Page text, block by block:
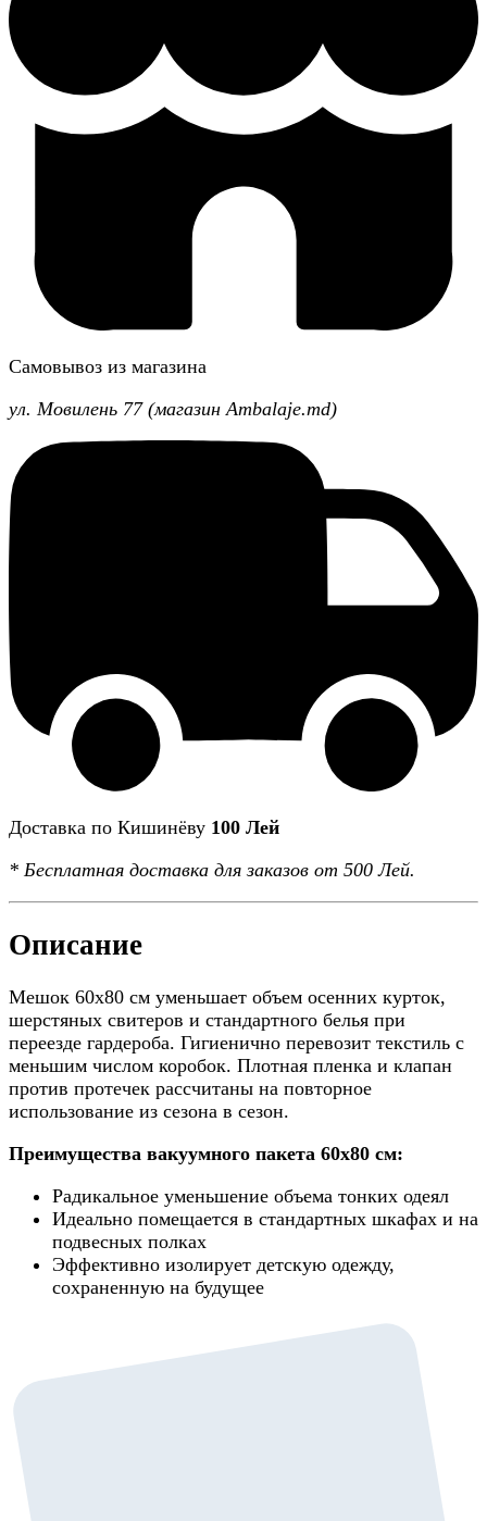
Самовывоз из магазина
ул. Мовилень 77 (магазин Ambalaje.md)
Доставка по Кишинёву 100 Лей
* Бесплатная доставка для заказов от 500 Лей.
Описание
Мешок 60x80 см уменьшает объем осенних курток,
шерстяных свитеров и стандартного белья при
переезде гардероба. Гигиенично перевозит текстиль с
меньшим числом коробок. Плотная пленка и клапан
против протечек рассчитаны на повторное
использование из сезона в сезон.
Преимущества вакуумного пакета 60x80 см:
Радикальное уменьшение объема тонких одеял
Идеально помещается в стандартных шкафах и на
подвесных полках
Эффективно изолирует детскую одежду,
сохраненную на будущее